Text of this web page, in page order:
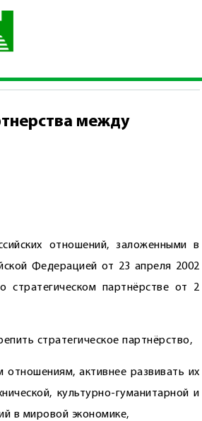
между Туркменистаном и
между
отношений, заложенными в
Федерацией от 23 апреля 2002
партнёрстве от 2
стратегическое партнёрство,
активнее развивать их
культурно-гуманитарной и
в мировой экономике,